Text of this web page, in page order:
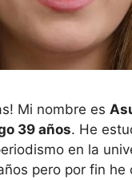
Mi nombre es
39 años. He
en la
pero por fin he